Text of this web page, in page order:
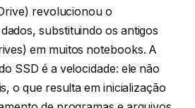
revolucionou o
substituindo os antigos
em muitos notebooks. A
SSD é a velocidade: ele não
o que resulta em inicialização